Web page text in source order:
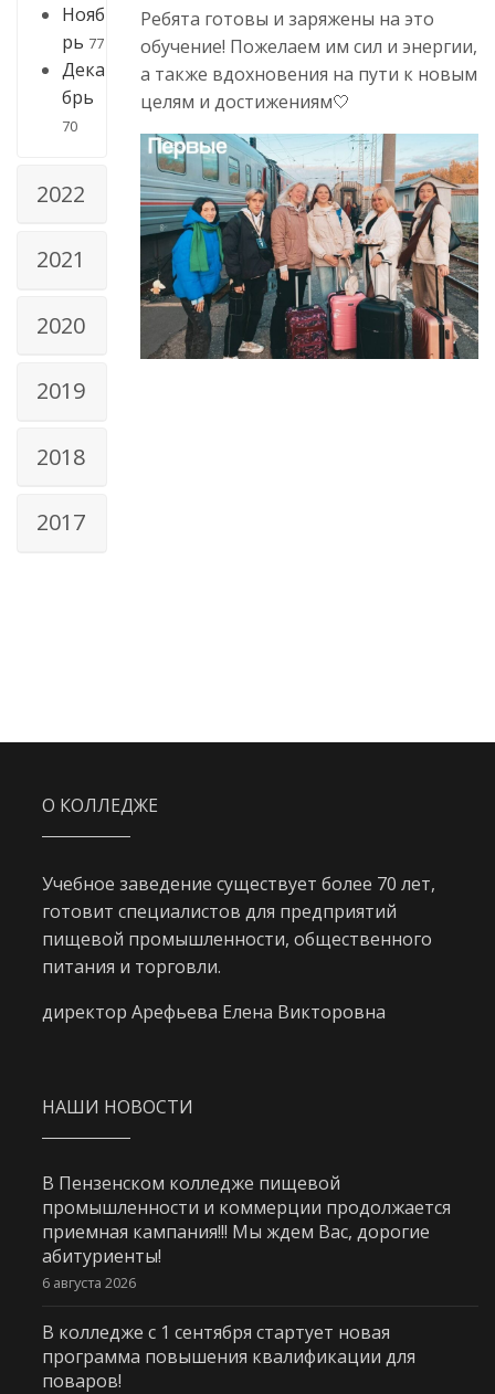
Нояб
рь 77
Дека
брь
70
2022
2021
2020
2019
2018
2017
Ребята готовы и заряжены на это
обучение! Пожелаем им сил и энергии,
а также вдохновения на пути к новым
целям и достижениям🤍
О КОЛЛЕДЖЕ
Учебное заведение существует более 70 лет,
готовит специалистов для предприятий
пищевой промышленности, общественного
питания и торговли.
директор Арефьева Елена Викторовна
НАШИ НОВОСТИ
В Пензенском колледже пищевой
промышленности и коммерции продолжается
приемная кампания!!! Мы ждем Вас, дорогие
абитуриенты!
6 августа 2026
В колледже с 1 сентября стартует новая
программа повышения квалификации для
поваров!